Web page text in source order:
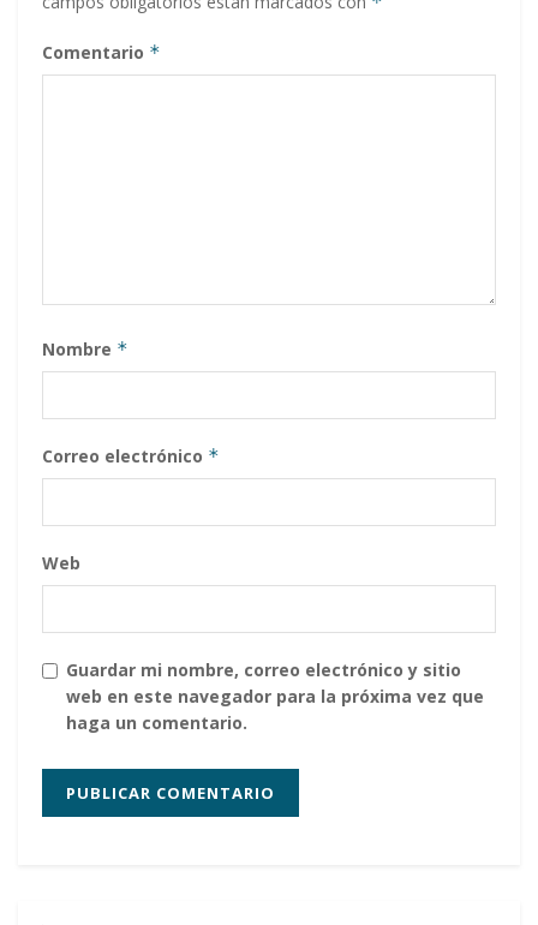
Comentario *
Nombre *
Correo electrónico *
Web
Guardar mi nombre, correo electrónico y sitio
web en este navegador para la próxima vez que
haga un comentario.